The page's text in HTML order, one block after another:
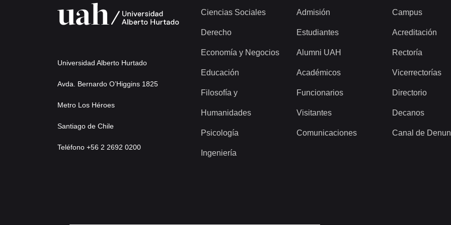
Universidad Alberto Hurtado
Avda. Bernardo O’Higgins 1825
Metro Los Héroes
Santiago de Chile
Teléfono +56 2 2692 0200
Ciencias Sociales
Derecho
Economía y Negocios
Educación
Filosofía y
Humanidades
Psicología
Ingeniería
Admisión
Estudiantes
Alumni UAH
Académicos
Funcionarios
Visitantes
Comunicaciones
Campus
Acreditación
Rectoría
Vicerrectorías
Directorio
Decanos
Canal de